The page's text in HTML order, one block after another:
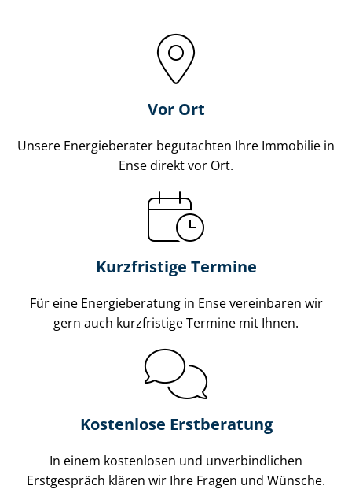
Vor Ort
Unsere Energieberater begutachten Ihre Immobilie in
Ense direkt vor Ort.
Kurzfristige Termine
Für eine Energieberatung in Ense vereinbaren wir
gern auch kurzfristige Termine mit Ihnen.
Kostenlose Erstberatung
In einem kostenlosen und unverbindlichen
Erstgespräch klären wir Ihre Fragen und Wünsche.